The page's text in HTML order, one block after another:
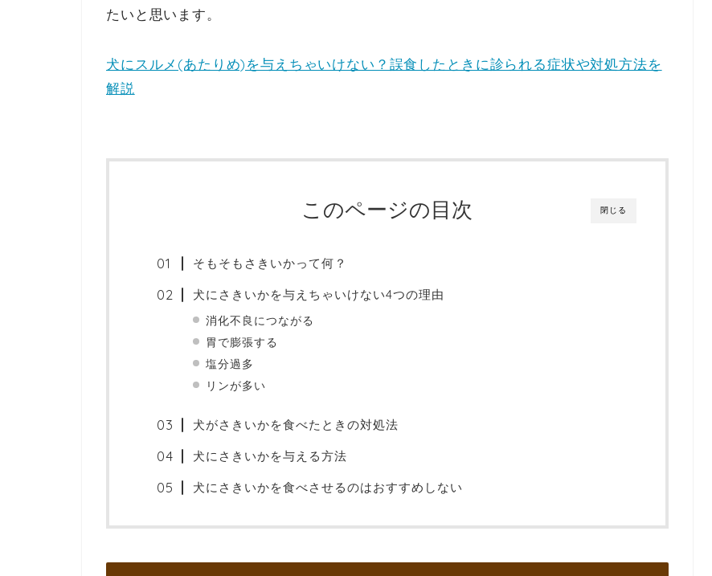
たいと思います。
犬にスルメ(あたりめ)を与えちゃいけない？誤食したときに診られる症状や対処方法を
解説
閉じる
このページの目次
そもそもさきいかって何？
犬にさきいかを与えちゃいけない4つの理由
消化不良につながる
胃で膨張する
塩分過多
リンが多い
犬がさきいかを食べたときの対処法
犬にさきいかを与える方法
犬にさきいかを食べさせるのはおすすめしない